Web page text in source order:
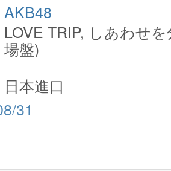
AKB48
LOVE TRIP, しあわせ
場盤)
31
日本進口